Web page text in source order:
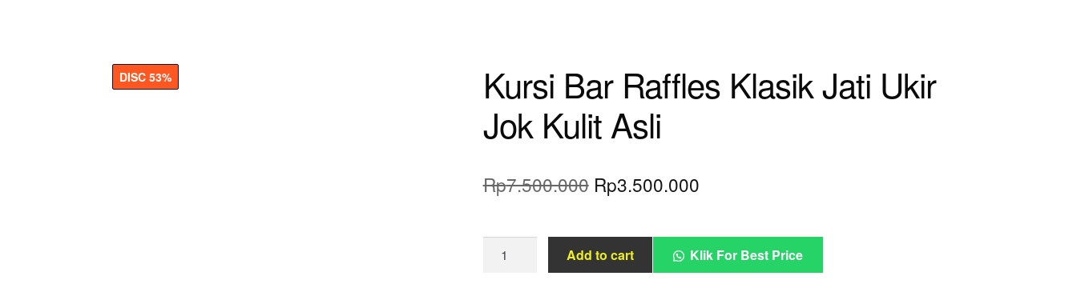
DISC 53%
Kursi Bar Raffles Klasik Jati Ukir
Jok Kulit Asli
Rp7.500.000 Original
was:
Rp7.500.000.
Rp3.500.000Current
is:
Rp3.500.000.
Add to cart Klik For Best Price